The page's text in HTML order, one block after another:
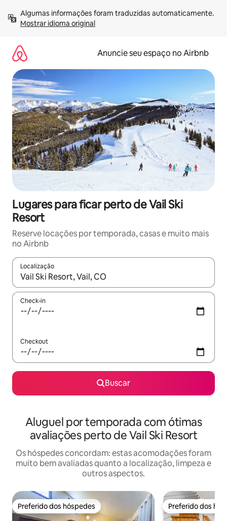
para
Mostrar idioma original
Anuncie seu espaço no Airbnb
Lugares para ficar perto de Vail Ski
Resort
Reserve locações por temporada, casas e muito mais
no Airbnb
Localização
Quando os resultados estiverem disponíveis, explore-os
Check-in
Checkout
Buscar
Aluguel por temporada com ótimas
avaliações perto de Vail Ski Resort
Os hóspedes concordam: estas acomodações foram
muito bem avaliadas quanto a localização, limpeza e
outros aspectos.
Preferido dos hóspedes
Preferido dos hóspedes Preferido dos
Preferido dos